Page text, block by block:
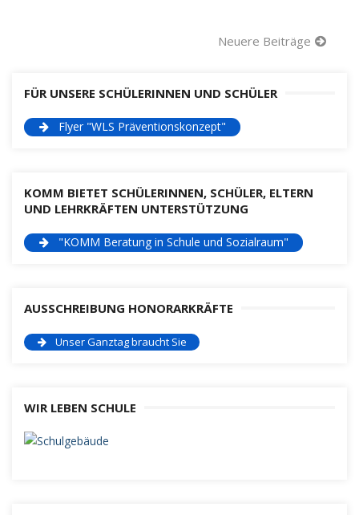
BeitragsnavigationNeuere Beiträge
FÜR UNSERE SCHÜLERINNEN UND SCHÜLER
Flyer "WLS Präventionskonzept"
KOMM BIETET SCHÜLERINNEN, SCHÜLER, ELTERN
UND LEHRKRÄFTEN UNTERSTÜTZUNG
"KOMM Beratung in Schule und Sozialraum"
AUSSCHREIBUNG HONORARKRÄFTE
Unser Ganztag braucht Sie
WIR LEBEN SCHULE